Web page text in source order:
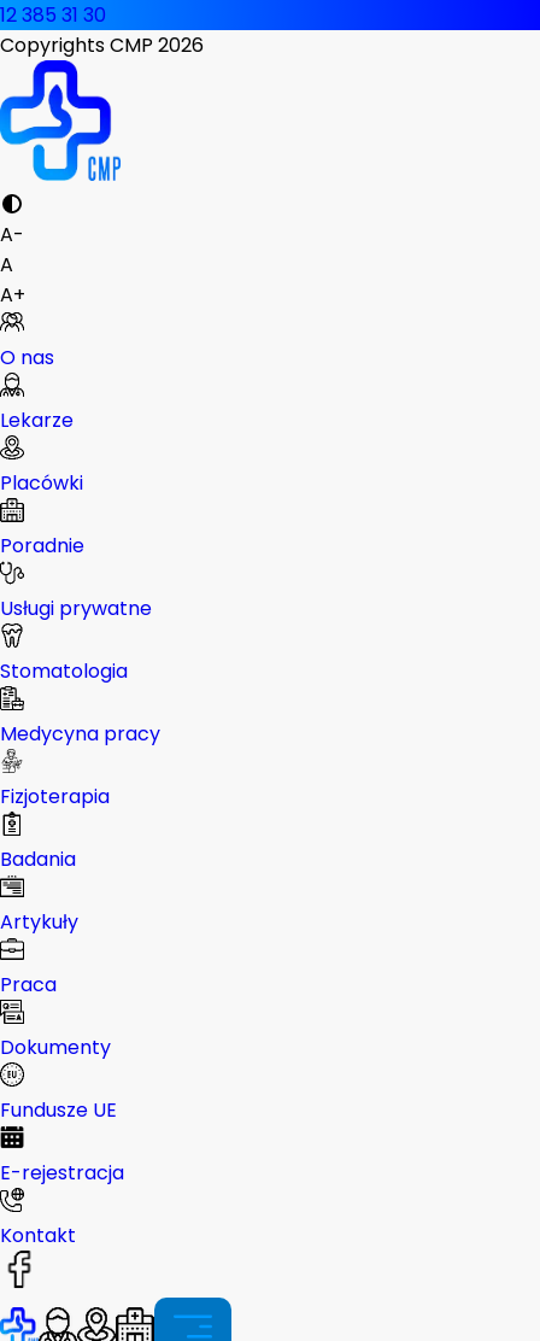
12 385 31 30
Copyrights CMP 2026
A-
A
A+
O nas
Lekarze
Placówki
Poradnie
Usługi prywatne
Stomatologia
Medycyna pracy
Fizjoterapia
Badania
Artykuły
Praca
Dokumenty
Fundusze UE
E-rejestracja
Kontakt